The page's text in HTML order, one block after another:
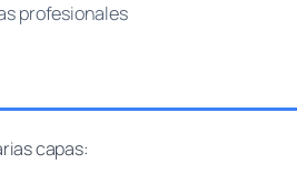
profesionales
capas: